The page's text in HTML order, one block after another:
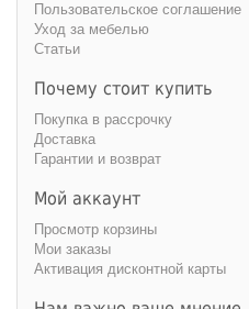
Пользовательское соглашение
Уход за мебелью
Статьи
Почему стоит купить
Покупка в рассрочку
Доставка
Гарантии и возврат
Мой аккаунт
Просмотр корзины
Мои заказы
Активация дисконтной карты